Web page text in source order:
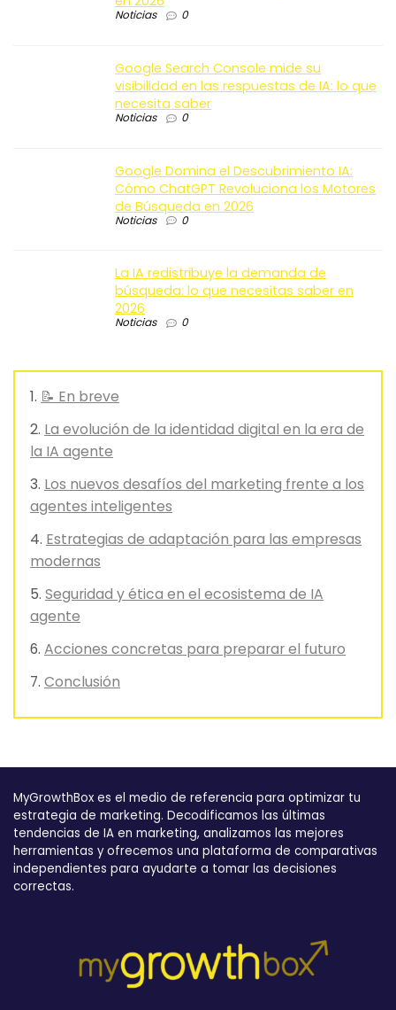
Noticias 0
Google Search Console mide su
visibilidad en las respuestas de IA: lo que
necesita saber
Noticias 0
Google Domina el Descubrimiento IA:
Cómo ChatGPT Revoluciona los Motores
de Búsqueda en 2026
Noticias 0
La IA redistribuye la demanda de
búsqueda: lo que necesitas saber en
2026
Noticias 0
📝 En breve
La evolución de la identidad digital en la era de
la IA agente
Los nuevos desafíos del marketing frente a los
agentes inteligentes
Estrategias de adaptación para las empresas
modernas
Seguridad y ética en el ecosistema de IA
agente
Acciones concretas para preparar el futuro
Conclusión
MyGrowthBox es el medio de referencia para optimizar tu
estrategia de marketing. Decodificamos las últimas
tendencias de IA en marketing, analizamos las mejores
herramientas y ofrecemos una plataforma de comparativas
independientes para ayudarte a tomar las decisiones
correctas.